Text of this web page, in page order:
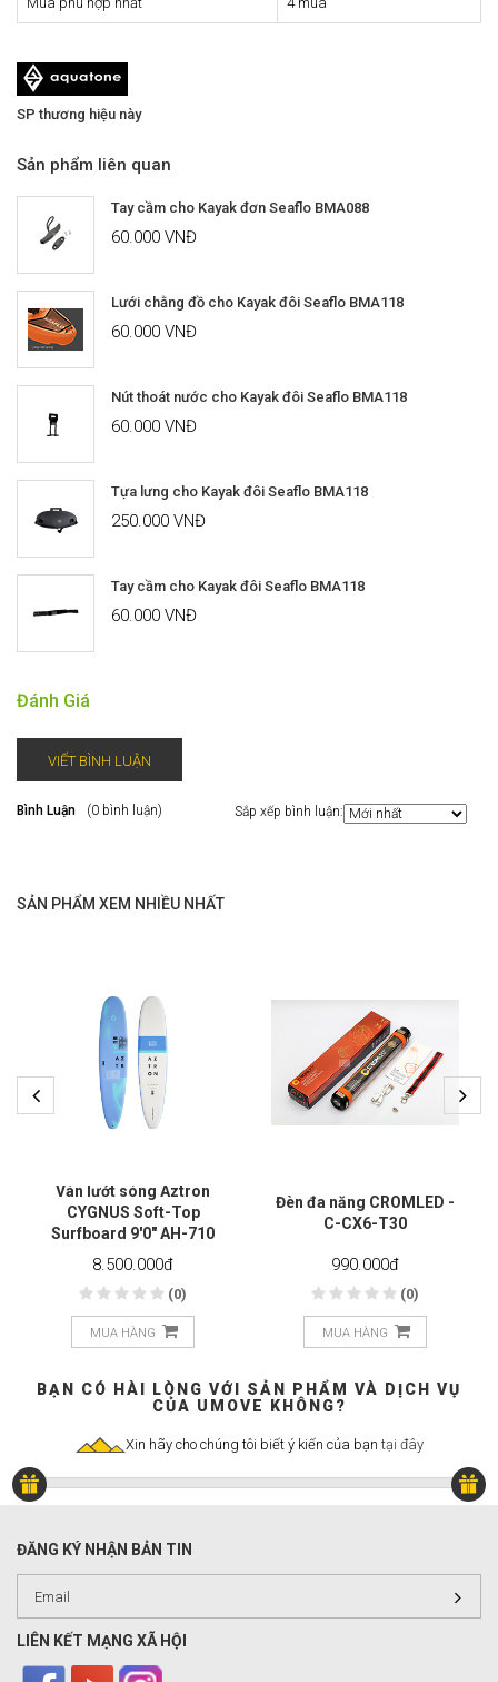
SP thương hiệu này
Sản phẩm liên quan
Tay cầm cho Kayak đơn Seaflo BMA088
60.000 VNĐ
Lưới chằng đồ cho Kayak đôi Seaflo BMA118
60.000 VNĐ
Nút thoát nước cho Kayak đôi Seaflo BMA118
60.000 VNĐ
Tựa lưng cho Kayak đôi Seaflo BMA118
250.000 VNĐ
Tay cầm cho Kayak đôi Seaflo BMA118
60.000 VNĐ
Đánh Giá
VIẾT BÌNH LUẬN
Bình Luận (0 bình luận) Sắp xếp bình luận:
SẢN PHẨM XEM NHIỀU NHẤT
Ván lướt sóng Aztron
CYGNUS Soft-Top
Surfboard 9'0" AH-710
8.500.000đ
(0)
MUA HÀNG
Đèn đa năng CROMLED -
C-CX6-T30
990.000đ
(0)
MUA HÀNG
BẠN CÓ HÀI LÒNG VỚI SẢN PHẨM VÀ DỊCH VỤ
CỦA UMOVE KHÔNG?
Xin hãy cho chúng tôi biết ý kiến của bạn tại đây
ĐĂNG KÝ NHẬN BẢN TIN
LIÊN KẾT MẠNG XÃ HỘI